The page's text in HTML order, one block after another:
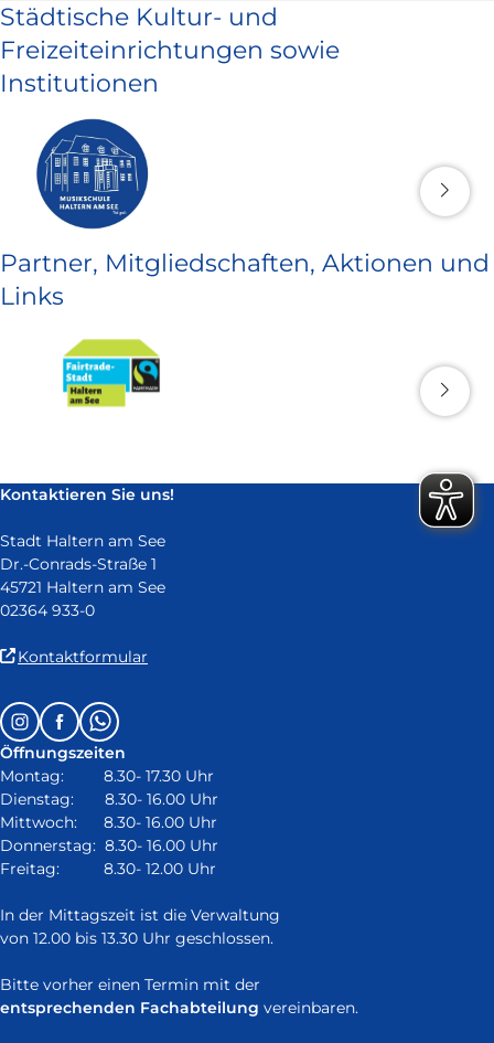
Städtische Kultur- und
Freizeiteinrichtungen sowie
Institutionen
Partner, Mitgliedschaften, Aktionen und
Links
Kontaktieren Sie uns!
Stadt Haltern am See
Dr.-Conrads-Straße 1
45721 Haltern am See
02364 933-0
Kontaktformular
in
neuem
Fenster)
Follow
us
on:
InstagramFacebookWhatsapp
Öffnungszeiten
Montag: 8.30- 17.30 Uhr
Dienstag: 8.30- 16.00 Uhr
Mittwoch: 8.30- 16.00 Uhr
Donnerstag: 8.30- 16.00 Uhr
Freitag: 8.30- 12.00 Uhr
In der Mittagszeit ist die Verwaltung
von 12.00 bis 13.30 Uhr geschlossen.
Bitte vorher einen Termin mit der
entsprechenden Fachabteilung vereinbaren.